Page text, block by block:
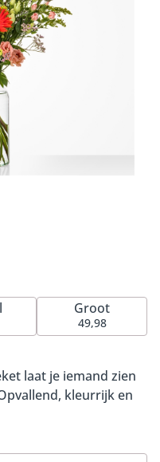
laat je iemand zien
kleurrijk en
die het goed kan
prachtige roos,
Heliconia. Ons
Groot
49,98